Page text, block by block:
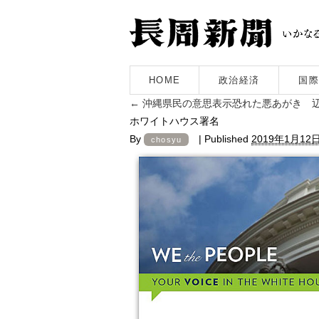
HOME 政治経済 国際
← 沖縄県民の意思表示恐れた悪あがき
ホワイトハウス署名
By
chosyu | Published 2019年1月12